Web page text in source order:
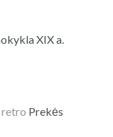
XIX a.
retro Prekės